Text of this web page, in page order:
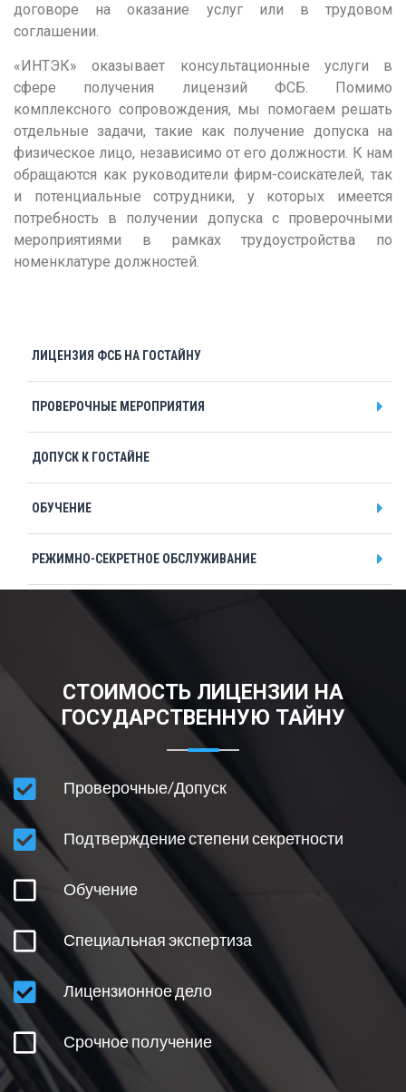
договоре на оказание услуг или в трудовом
соглашении.
«ИНТЭК» оказывает консультационные услуги в
сфере получения лицензий ФСБ. Помимо
комплексного сопровождения, мы помогаем решать
отдельные задачи, такие как получение допуска на
физическое лицо, независимо от его должности. К нам
обращаются как руководители фирм-соискателей, так
и потенциальные сотрудники, у которых имеется
потребность в получении допуска с проверочными
мероприятиями в рамках трудоустройства по
номенклатуре должностей.
ЛИЦЕНЗИЯ ФСБ НА ГОСТАЙНУ
ПРОВЕРОЧНЫЕ МЕРОПРИЯТИЯ
ДОПУСК К ГОСТАЙНЕ
ОБУЧЕНИЕ
РЕЖИМНО-СЕКРЕТНОЕ ОБСЛУЖИВАНИЕ
ПОДТВЕРЖДЕНИЕ СТЕПЕНИ СЕКРЕТНОСТИ
СПЕЦИАЛЬНАЯ ЭКСПЕРТИЗА
СРОЧНОЕ ПОЛУЧЕНИЕ
ВНЕСЕНИЕ ИЗМЕНЕНИЙ В ЛИЦЕНЗИЮ
ОГРАНИЧЕНИЯ НА ПОЛУЧЕНИЕ ЛИЦЕНЗИИ
ОСНОВНЫЕ УСЛОВИЯ И ПРОЦЕДУРЫ
ПОНЯТИЕ ГОСТАЙНЫ
СТОИМОСТЬ ЛИЦЕНЗИИ НА
ГОСУДАРСТВЕННУЮ ТАЙНУ
Проверочные/Допуск
Подтверждение степени секретности
Обучение
Специальная экспертиза
Лицензионное дело
Срочное получение
Тамбов
Тверь
Тольятти
Томск
Тула
Тюмень
У
Улан-Удэ
Ульяновск
Хабаровск
Челябинск
Череповец
Чита
Я